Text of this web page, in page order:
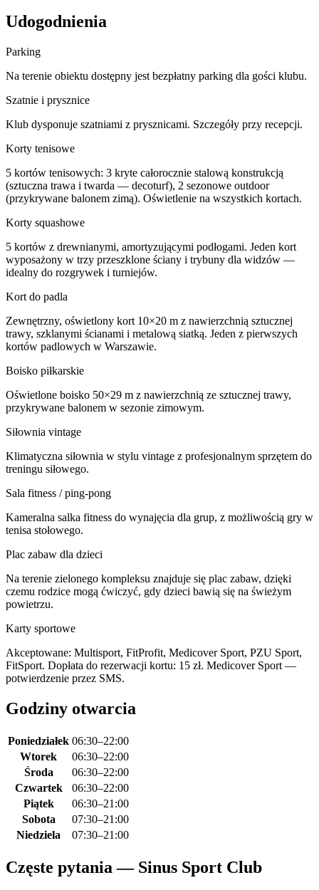
Udogodnienia
Parking
Na terenie obiektu dostępny jest bezpłatny parking dla gości klubu.
Szatnie i prysznice
Klub dysponuje szatniami z prysznicami. Szczegóły przy recepcji.
Korty tenisowe
5 kortów tenisowych: 3 kryte całorocznie stalową konstrukcją
(sztuczna trawa i twarda — decoturf), 2 sezonowe outdoor
(przykrywane balonem zimą). Oświetlenie na wszystkich kortach.
Korty squashowe
5 kortów z drewnianymi, amortyzującymi podłogami. Jeden kort
wyposażony w trzy przeszklone ściany i trybuny dla widzów —
idealny do rozgrywek i turniejów.
Kort do padla
Zewnętrzny, oświetlony kort 10×20 m z nawierzchnią sztucznej
trawy, szklanymi ścianami i metalową siatką. Jeden z pierwszych
kortów padlowych w Warszawie.
Boisko piłkarskie
Oświetlone boisko 50×29 m z nawierzchnią ze sztucznej trawy,
przykrywane balonem w sezonie zimowym.
Siłownia vintage
Klimatyczna siłownia w stylu vintage z profesjonalnym sprzętem do
treningu siłowego.
Sala fitness / ping-pong
Kameralna salka fitness do wynajęcia dla grup, z możliwością gry w
tenisa stołowego.
Plac zabaw dla dzieci
Na terenie zielonego kompleksu znajduje się plac zabaw, dzięki
czemu rodzice mogą ćwiczyć, gdy dzieci bawią się na świeżym
powietrzu.
Karty sportowe
Akceptowane: Multisport, FitProfit, Medicover Sport, PZU Sport,
FitSport. Dopłata do rezerwacji kortu: 15 zł. Medicover Sport —
potwierdzenie przez SMS.
Godziny otwarcia
Poniedziałek 06:30–22:00
Wtorek
06:30–22:00
Środa
06:30–22:00
Czwartek
06:30–22:00
Piątek
06:30–21:00
Sobota
07:30–21:00
Niedziela
07:30–21:00
Częste pytania — Sinus Sport Club